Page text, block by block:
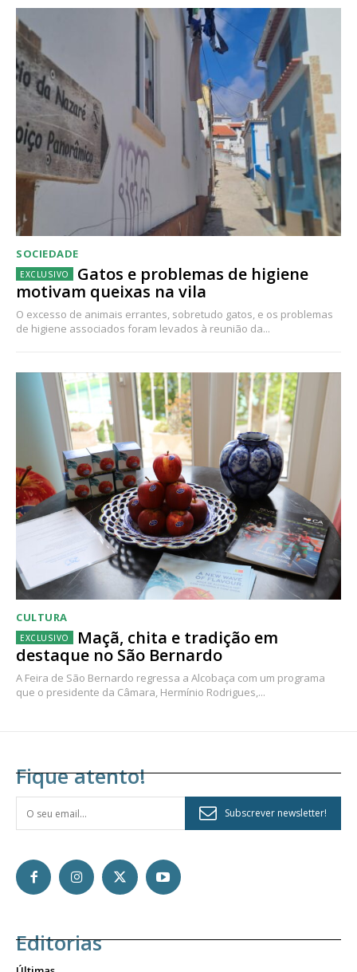
SOCIEDADE
Gatos e problemas de higiene
motivam queixas na vila
O excesso de animais errantes, sobretudo gatos, e os problemas
de higiene associados foram levados à reunião da...
CULTURA
Maçã, chita e tradição em
destaque no São Bernardo
A Feira de São Bernardo regressa a Alcobaça com um programa
que o presidente da Câmara, Hermínio Rodrigues,...
Fique atento!
Subscrever newsletter!
Editorias